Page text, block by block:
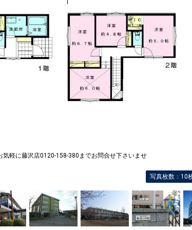
気軽に藤沢店0120-158-380までお問合せ下さいませ
写真枚数：10